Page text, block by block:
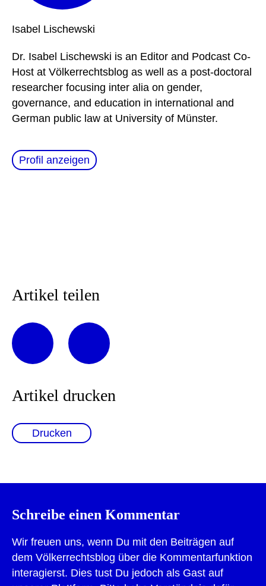
Isabel Lischewski
Dr. Isabel Lischewski is an Editor and Podcast Co-
Host at Völkerrechtsblog as well as a post-doctoral
researcher focusing inter alia on gender,
governance, and education in international and
German public law at University of Münster.
Profil anzeigen
Artikel teilen
Artikel drucken
Drucken
Schreibe einen Kommentar
Wir freuen uns, wenn Du mit den Beiträgen auf
dem Völkerrechtsblog über die Kommentarfunktion
interagierst. Dies tust Du jedoch als Gast auf